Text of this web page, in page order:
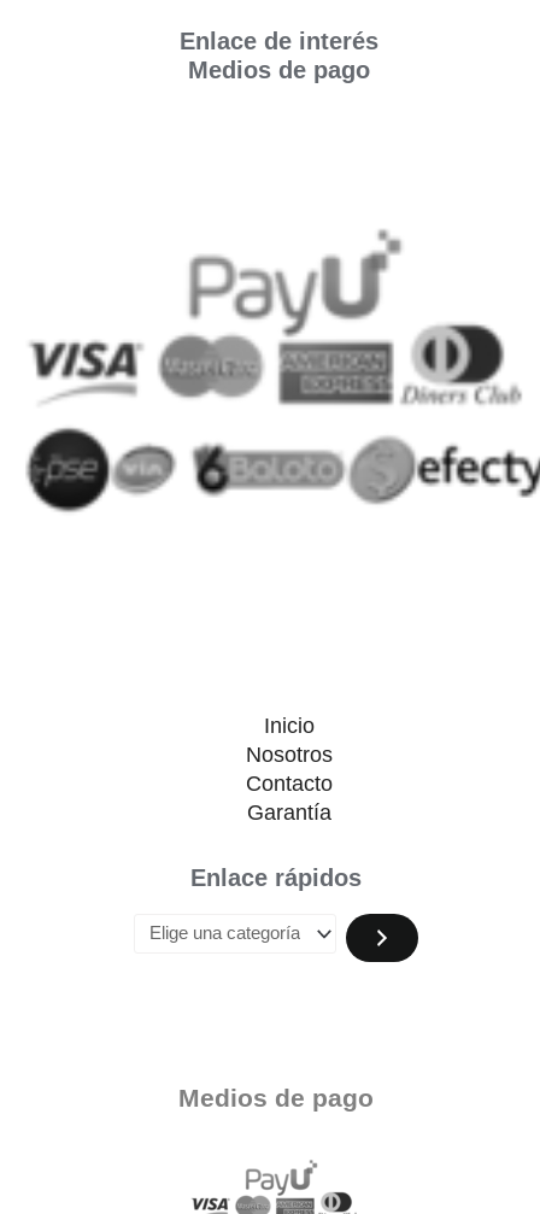
Enlace de interés
Medios de pago
Inicio
Nosotros
Contacto
Garantía
Enlace rápidos
Medios de pago